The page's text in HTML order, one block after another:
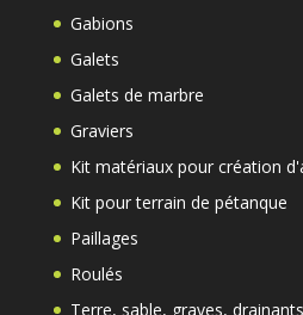
Gabions
Galets
Galets de marbre
Graviers
Kit matériaux pour création
Kit pour terrain de pétanque
Paillages
Roulés
Terre, sable, graves, drainants